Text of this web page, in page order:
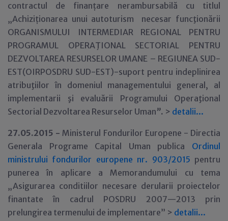
contractul de finanţare nerambursabilă cu titlul
„Achiziţionarea unui autoturism necesar funcţionării
ORGANISMULUI INTERMEDIAR REGIONAL PENTRU
PROGRAMUL OPERAŢIONAL SECTORIAL PENTRU
DEZVOLTAREA RESURSELOR UMANE – REGIUNEA SUD-
EST(OIRPOSDRU SUD-EST)-suport pentru indeplinirea
atribuţiilor în domeniul managementului general, al
implementarii şi evaluării Programului Operaţional
Sectorial Dezvoltarea Resurselor Uman”. > detalii...
27.05.2015 -Ministerul Fondurilor Europene - Directia
Generala Programe Capital Uman publica Ordinul
ministrului fondurilor europene nr. 903/2015 pentru
punerea în aplicare a Memorandumului cu tema
„Asigurarea conditiilor necesare derularii proiectelor
finantate în cadrul POSDRU 2007—2013 prin
prelungirea termenului de implementare” > detalii...